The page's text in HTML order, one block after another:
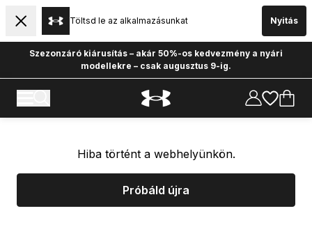
Töltsd le az alkalmazásunkat Nyitás
Szezonzáró kiárusítás – akár 50%-os kedvezmény a nyári
modellekre – csak augusztus 9-ig.
Hiba történt a webhelyünkön.
Próbáld újra